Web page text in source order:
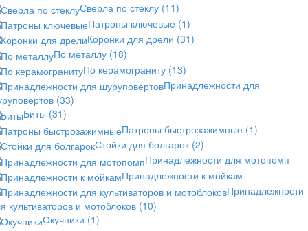
Сверла по стеклу (11)
Патроны ключевые (1)
Коронки для дрели (31)
По металлу (18)
По керамограниту (13)
Принадлежности для
(33)
Биты (31)
Патроны быстрозажимные (1)
Стойки для болгарок (2)
Принадлежности для мотопомп
Принадлежности к мойкам
Принадлежности
культиваторов и мотоблоков (10)
Окучники (1)